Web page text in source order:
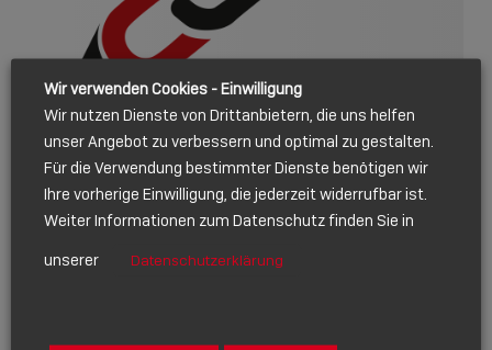
Wir verwenden Cookies - Einwilligung
Wir nutzen Dienste von Drittanbietern, die uns helfen
unser Angebot zu verbessern und optimal zu gestalten.
Für die Verwendung bestimmter Dienste benötigen wir
Ihre vorherige Einwilligung, die jederzeit widerrufbar ist.
Weiter Informationen zum Datenschutz finden Sie in
unserer
Datenschutzerklärung